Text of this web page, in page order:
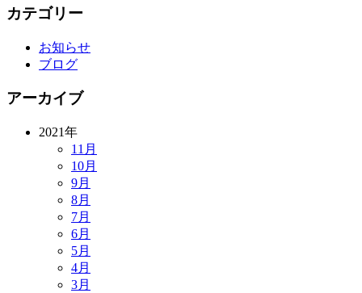
カテゴリー
お知らせ
ブログ
アーカイブ
2021年
11月
10月
9月
8月
7月
6月
5月
4月
3月